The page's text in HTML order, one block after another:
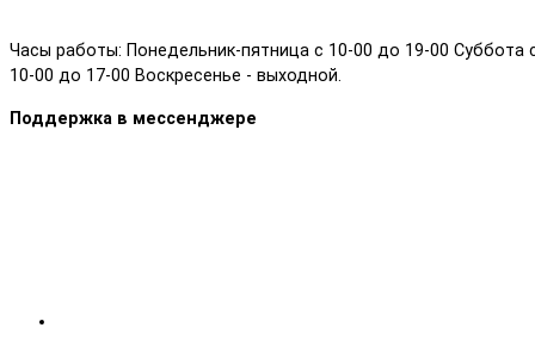
Часы работы: Понедельник-пятница с 10-00 до 19-00 Суббота
10-00 до 17-00 Воскресенье - выходной.
Поддержка в мессенджере